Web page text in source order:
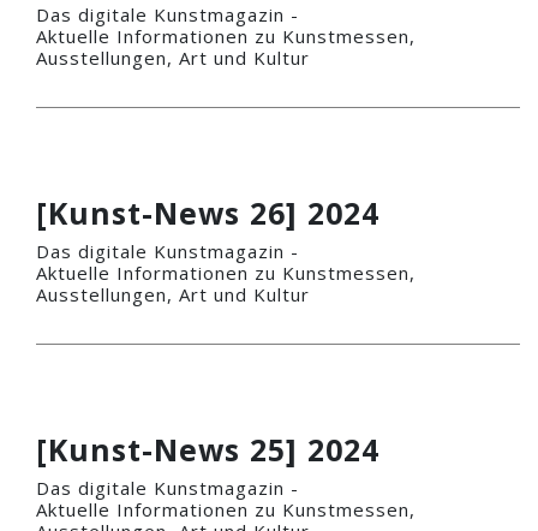
Das digitale Kunstmagazin -
Aktuelle Informationen zu Kunstmessen,
Ausstellungen, Art und Kultur
[Kunst-News 26] 2024
Das digitale Kunstmagazin -
Aktuelle Informationen zu Kunstmessen,
Ausstellungen, Art und Kultur
[Kunst-News 25] 2024
Das digitale Kunstmagazin -
Aktuelle Informationen zu Kunstmessen,